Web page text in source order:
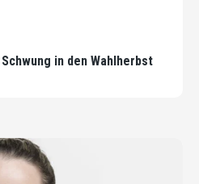
in den Wahlherbst